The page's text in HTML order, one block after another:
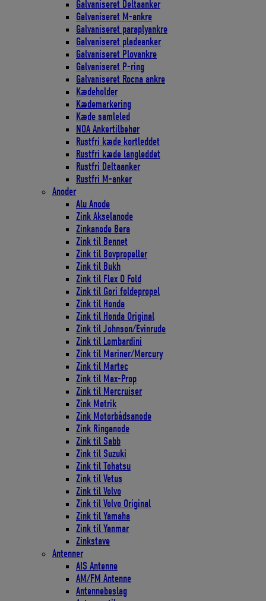
Galvaniseret Deltaanker
Galvaniseret M-ankre
Galvaniseret paraplyankre
Galvaniseret pladeanker
Galvaniseret Plovankre
Galvaniseret P-ring
Galvaniseret Rocna ankre
Kædeholder
Kædemarkering
Kæde samleled
NOA Ankertilbehør
Rustfri kæde kortleddet
Rustfri kæde langleddet
Rustfri Deltaanker
Rustfri M-anker
Anoder
Alu Anode
Zink Akselanode
Zinkanode Bera
Zink til Bennet
Zink til Bovpropeller
Zink til Bukh
Zink til Flex O Fold
Zink til Gori foldepropel
Zink til Honda
Zink til Honda Original
Zink til Johnson/Evinrude
Zink til Lombardini
Zink til Mariner/Mercury
Zink til Martec
Zink til Max-Prop
Zink til Mercruiser
Zink Møtrik
Zink Motorbådsanode
Zink Ringanode
Zink til Sabb
Zink til Suzuki
Zink til Tohatsu
Zink til Vetus
Zink til Volvo
Zink til Volvo Original
Zink til Yamaha
Zink til Yanmar
Zinkstave
Antenner
AIS Antenne
AM/FM Antenne
Antennebeslag